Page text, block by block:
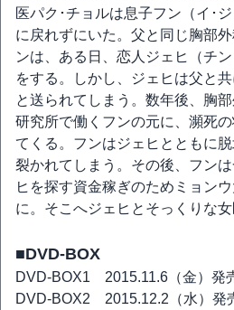
医パク･チョルは息子フン（イ･
に戻れずにいた。父と同じ胸部
ンは、ある日、恋人ジェヒ（チ
をする。しかし、ジェヒは父と
と送られてしまう。数年後、胸
研究所で働くフンの元に、瀕死
てくる。フンはジェヒとともに
裂かれてしまう。その後、フン
ヒを探す資金稼ぎのためミョン
に。そこへジェヒとそっくりな
■DVD-BOX
DVD-BOX1 2015.11.6（金）発
DVD-BOX2 2015.12.2（水）発